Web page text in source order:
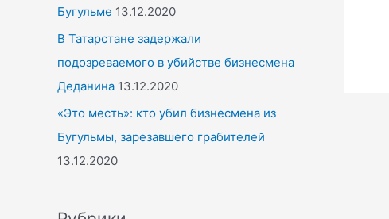
Бугульме 13.12.2020
В Татарстане задержали
подозреваемого в убийстве бизнесмена
Деданина 13.12.2020
«Это месть»: кто убил бизнесмена из
Бугульмы, зарезавшего грабителей
13.12.2020